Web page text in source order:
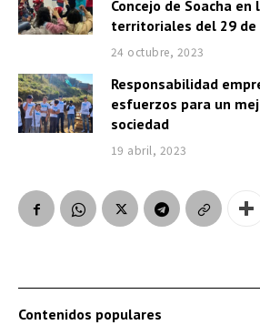
Concejo de Soacha en
territoriales del 29 de
24 octubre, 2023
Responsabilidad
esfuerzos para un
sociedad
19 abril, 2023
Contenidos populares